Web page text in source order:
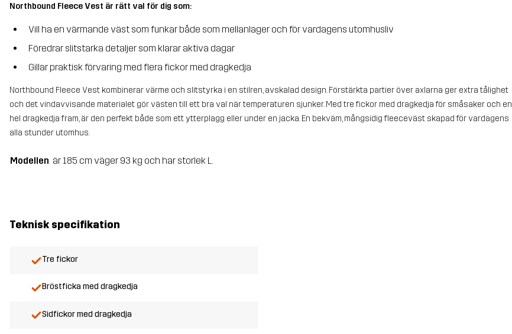
Northbound Fleece Vest är rätt val för dig som:
Vill ha en värmande väst som funkar både som mellanlager och för vardagens utomhusliv
Föredrar slitstarka detaljer som klarar aktiva dagar
Gillar praktisk förvaring med flera fickor med dragkedja
Northbound Fleece Vest kombinerar värme och slitstyrka i en stilren, avskalad design. Förstärkta partier över axlarna ger extra tålighet
och det vindavvisande materialet gör västen till ett bra val när temperaturen sjunker. Med tre fickor med dragkedja för småsaker och en
hel dragkedja fram, är den perfekt både som ett ytterplagg eller under en jacka. En bekväm, mångsidig fleeceväst skapad för vardagens
alla stunder utomhus.
Modellen är 185 cm väger 93 kg och har storlek L.
Teknisk specifikation
Tre fickor
Bröstficka med dragkedja
Sidfickor med dragkedja